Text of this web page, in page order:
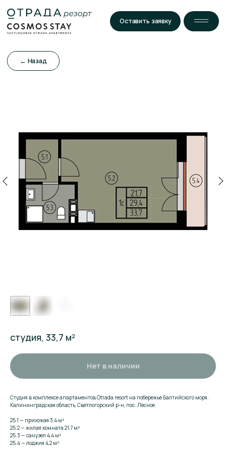
Оставить заявку
студия, 33,7 м²
Нет в наличии
Студия в комплексе апартаментов Otrada resort на побережье Балтийского моря.
Калининградская область, Светлогорский р-н, пос. Лесное.
25.1 — прихожая 3,4 м²
25.2 — жилая комната 21,7 м²
25.3 — санузел 4,4 м²
25.4 — лоджия 4,2 м²